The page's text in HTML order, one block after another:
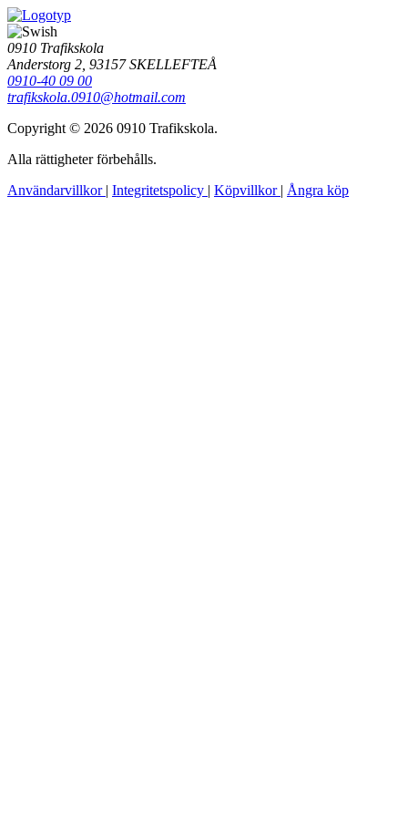
0910 Trafikskola
Anderstorg 2, 93157 SKELLEFTEÅ
0910-40 09 00
trafikskola.0910@hotmail.com
Copyright © 2026 0910 Trafikskola.
Alla rättigheter förbehålls.
Användarvillkor | Integritetspolicy | Köpvillkor | Ångra köp